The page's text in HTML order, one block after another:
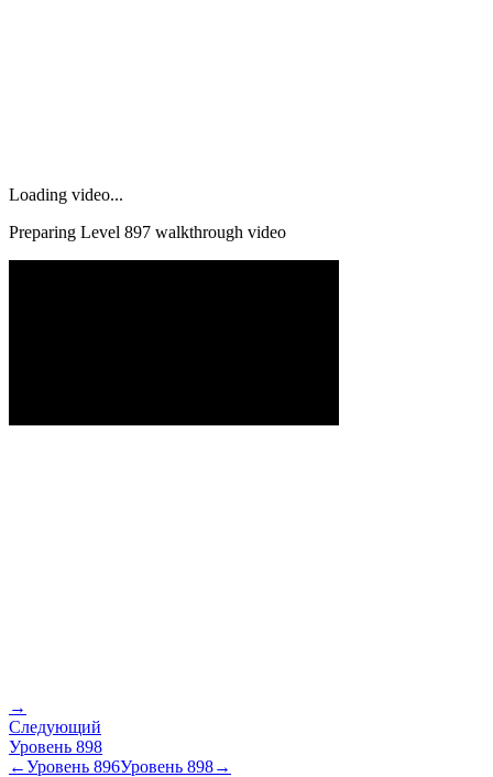
Loading video...
Preparing Level 897 walkthrough video
→
Следующий
Уровень 898
←Уровень 896Уровень 898→